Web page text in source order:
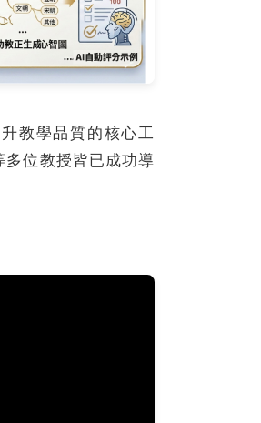
教學品質的核心工
位教授皆已成功導